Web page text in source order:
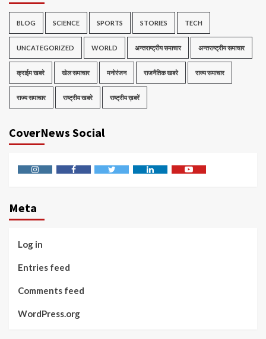
BLOG SCIENCE SPORTS STORIES TECH
UNCATEGORIZED WORLD अन्तराष्ट्रीय समाचार अन्तराष्ट्रीय समाचार
क्राईम खबरे खेल समाचार मनोरंजन राजनैतिक खबरे राज्य समाचार
राज्य समाचार राष्ट्रीय खबरे राष्ट्रीय ख़बरें
CoverNews Social
Meta
Log in
Entries feed
Comments feed
WordPress.org